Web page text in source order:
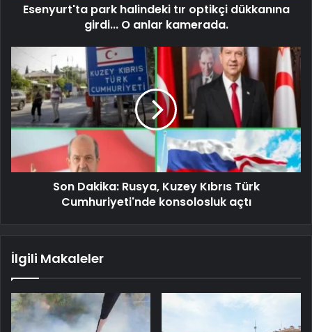
Esenyurt'ta park halindeki tır optikçi dükkanına
girdi... O anlar kamerada.
Son Dakika: Rusya, Kuzey Kıbrıs Türk
Cumhuriyeti'nde konsolosluk açtı
İlgili Makaleler